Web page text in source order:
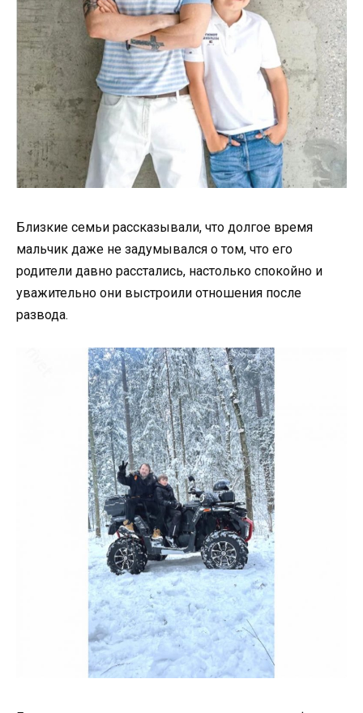
Близкие семьи рассказывали, что долгое время
мальчик даже не задумывался о том, что его
родители давно расстались, настолько спокойно и
уважительно они выстроили отношения после
развода.